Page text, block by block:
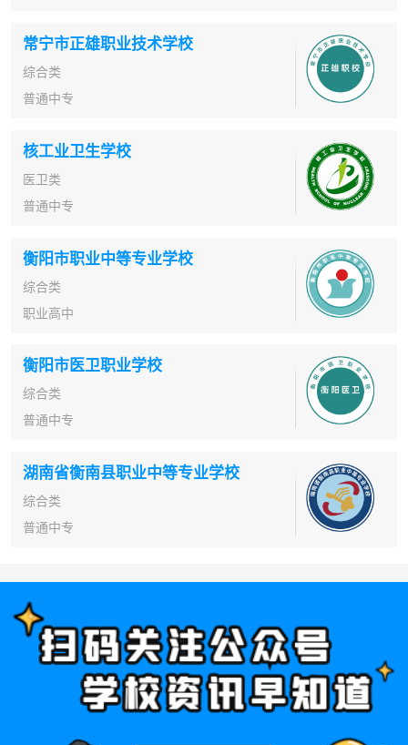
常宁市正雄职业技术学校
综合类
普通中专
核工业卫生学校
医卫类
普通中专
衡阳市职业中等专业学校
综合类
职业高中
衡阳市医卫职业学校
综合类
普通中专
湖南省衡南县职业中等专业学校
综合类
普通中专